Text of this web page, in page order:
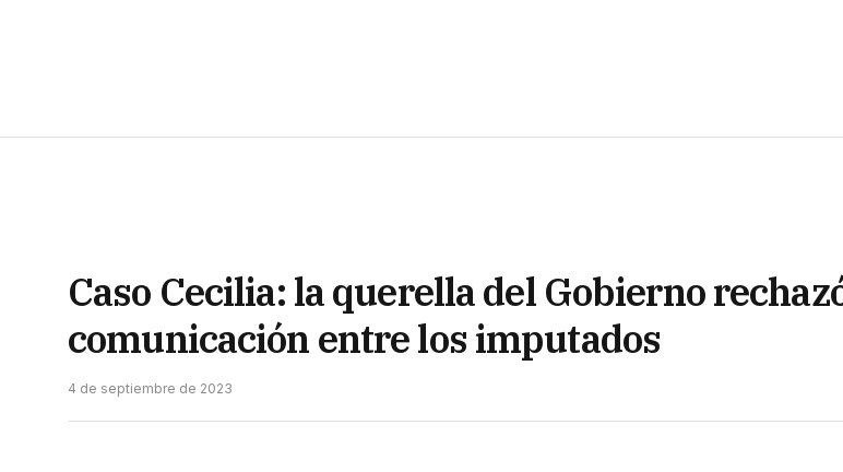
Caso Cecilia: la querella del Gobierno
comunicación entre los imputados
4 de septiembre de 2023